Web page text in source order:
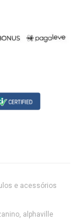
e acessórios
alphaville